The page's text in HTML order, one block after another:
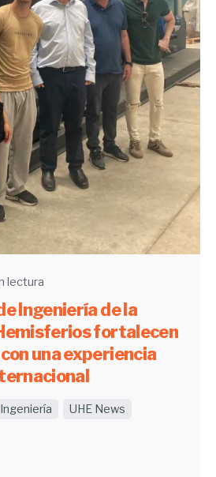
lectura
Ingeniería de la
fortalecen
una experiencia
Ingeniería UHE News